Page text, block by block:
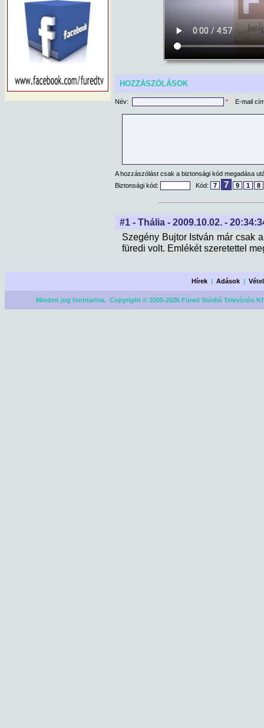
HOZZÁSZÓLÁSOK
Név: * E-mail
A hozzászólást csak a biztonsági kód megadása
Biztonsági kód:
Kód: 7 7 9 1 8
#1 - Thália - 2009.10.02. -
Szegény Bujtor István már csak
füredi volt. Emlékét szeretettel
Hírek |Adások |
Minden jog fenntartva. Copyright © 2005-2026 Füred Stúdió Televíziós